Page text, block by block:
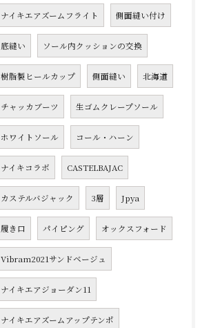
ナイキエアズームフライト 側面縫い付け
底縫い ソール内クッションの交換
樹脂製ヒールカップ 側面縫い 北海道
チャッカブーツ 生ゴムクレープソール
ホワイトソール コール・ハーン
ナイキコラボ CASTELBAJAC
カステルバジャック 3層 Jpya
履き口 パイピング オックスフォード
Vibram2021サンドベージュ
ナイキエアジョーダン11
ナイキエアズームアップテンポ